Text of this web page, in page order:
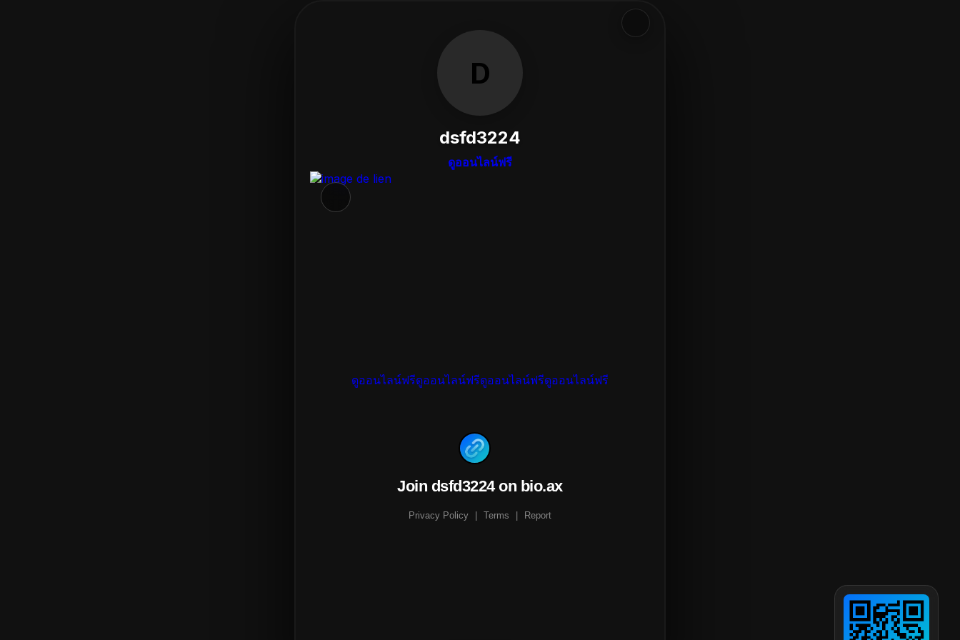
D
dsfd3224
ดูออนไลน์ฟรี
ดูออนไลน์ฟรีดูออนไลน์ฟรีดูออนไลน์ฟรีดูออนไลน์ฟรี
Join dsfd3224 on bio.ax
Privacy Policy Terms Report